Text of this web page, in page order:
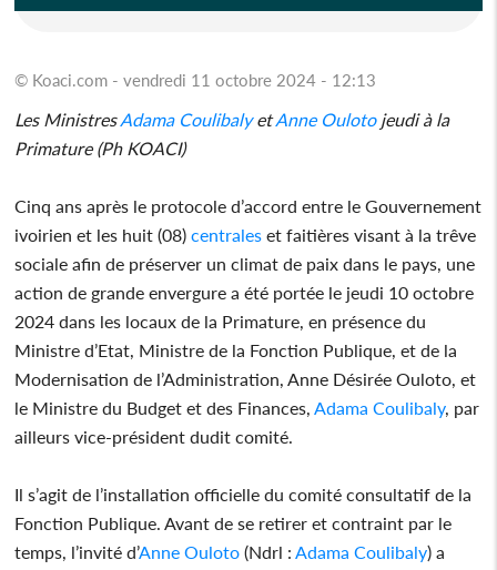
© Koaci.com - vendredi 11 octobre 2024 - 12:13
Les MinistresAdama CoulibalyetAnne Oulotojeudi à la
Primature (Ph KOACI)
Cinq ans après le protocole d’accord entre le Gouvernement
ivoirien et les huit (08)centrales et faitières visant à la trêve
sociale afin de préserver un climat de paix dans le pays, une
action de grande envergure a été portée le jeudi 10 octobre
2024 dans les locaux de la Primature, en présence du
Ministre d’Etat, Ministre de la Fonction Publique, et de la
Modernisation de l’Administration, Anne Désirée Ouloto, et
le Ministre du Budget et des Finances, Adama Coulibaly, par
ailleurs vice-président dudit comité.
Il s’agit de l’installation officielle du comité consultatif de la
Fonction Publique. Avant de se retirer et contraint par le
temps, l’invité d’Anne Ouloto (Ndrl : Adama Coulibaly) a